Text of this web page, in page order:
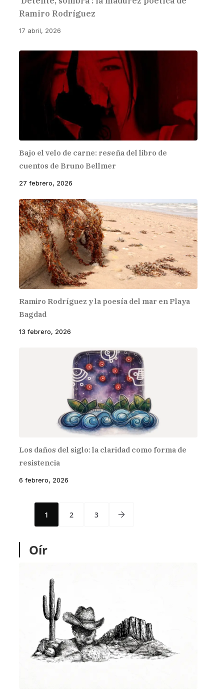
Ramiro Rodríguez
17 abril, 2026
Bajo el velo de carne: reseña del libro de
cuentos de Bruno Bellmer
27 febrero, 2026
Ramiro Rodríguez y la poesía del mar en Playa
Bagdad
13 febrero, 2026
Los daños del siglo: la claridad como forma de
resistencia
6 febrero, 2026
1 2 3
Oír